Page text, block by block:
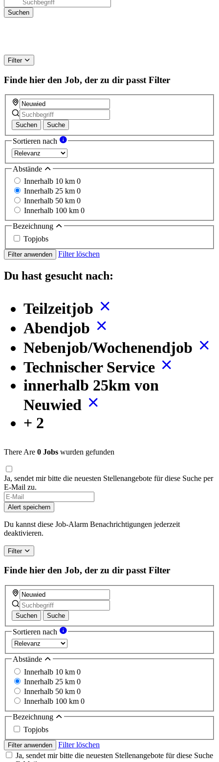
Filter
Finde hier den Job, der zu dir passt Filter
Suchen Suche
Sortieren nach
Abstände
Innerhalb 10 km 0
Innerhalb 25 km 0
Innerhalb 50 km 0
Innerhalb 100 km 0
Bezeichnung
Topjobs
Filter anwenden Filter löschen
Du hast gesucht nach:
Teilzeitjob
Abendjob
Nebenjob/Wochenendjob
Technischer Service
innerhalb 25km von
Neuwied
+ 2
There Are 0 Jobs wurden gefunden
Ja, sendet mir bitte die neuesten Stellenangebote für diese Suche per
E-Mail zu.
If
you
are
a
human,
this
field
Alert speichern
Du kannst diese Job-Alarm Benachrichtigungen jederzeit
deaktivieren.
Filter
Finde hier den Job, der zu dir passt Filter
Suchen Suche
Sortieren nach
Abstände
Innerhalb 10 km 0
Innerhalb 25 km 0
Innerhalb 50 km 0
Innerhalb 100 km 0
Bezeichnung
Topjobs
Filter anwenden
Filter löschen
Ja, sendet mir bitte die neuesten Stellenangebote für diese Suche